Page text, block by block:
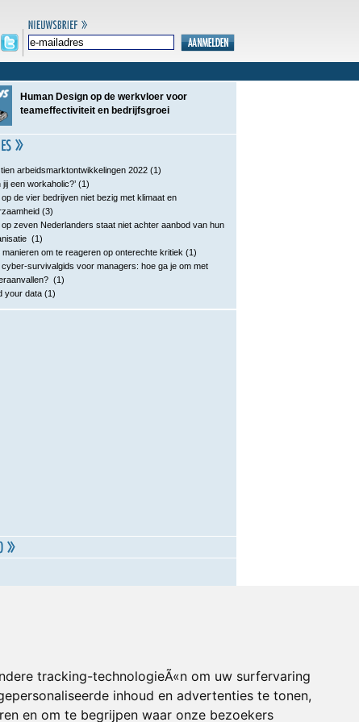
tracking-technologieÃ«n om uw surfervaring
inhoud en advertenties te tonen,
en om te begrijpen waar onze bezoekers
Human Design op de werkvloer voor
teameffectiviteit en bedrijfsgroei
arbeidsmarktontwikkelingen 2022 (1)
jij een workaholic?’ (1)
op de vier bedrijven niet bezig met klimaat en
(3)
op zeven Nederlanders staat niet achter aanbod van hun
(1)
manieren om te reageren op onterechte kritiek (1)
cyber-survivalgids voor managers: hoe ga je om met
(1)
your data (1)